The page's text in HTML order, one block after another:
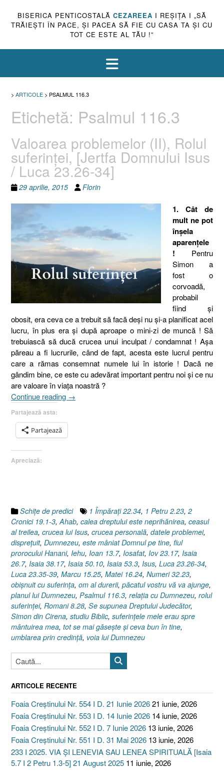
BISERICA PENTICOSTALĂ CEZAREEA I REŞIŢA I „SĂ
TRĂIEŞTI ÎN PACE, ŞI PACEA SĂ FIE CU CASA TA ŞI CU
TOT CE ESTE AL TĂU !”
> ARTICOLE > PSALMUL 116.3
Etichetă: Psalmul 116.3
Valoarea problemelor (II), Rolul
suferinţei, [Jertfa Domnului Isus
/ Luca 23.26-34]
29 aprilie, 2015 Florin
1. Cât de
mult ne pot
înşela
aparenţele
! Pentru
Simon a
fost o
corvoadă,
probabil
fiind şi
obosit, era ceva ce a trebuit să facă deşi nu şi-a planificat acel
lucru, în plus era şi după aproape o mini-zi de muncă ! Să
trebuiască să ducă crucea unui inculpat/ condamnat! Aşa
păreau a fi lucrurile, când de fapt, acesta este lucrul pentru
care a rămas consemnat numele lui în istorie ! Dacă ne
gândim bine, ce este cu adevărat important pentru noi şi ce nu
are valoare în viaţa noastră ?
Continue reading „Valoarea
suferinţei,
23.26-
34]”
→
Partajează asta:
Partajează
Apreciază:
Schiţe de predici 1 Împăraţi 22.34, 1 Petru 2.23, 2
Cronici 19.1-3,Ahab, calea dreptului este neprihănirea, ceasul
al treilea, crucea lui Isus, crucea personală, datele problemei,
dispreţuit, Dumnezeu, este mâniat Domnul pe tine, fiul
prorocului Hanani, Iehu, Ioan 13.7, Iosafat, Iov 23.17, Isaia
26.7, Isaia 38.17, Isaia 50.10, Isaia 53.3, Isus, Luca 23.26-34,
Luca 23.35-39, Marcu 15.25, Matei 16.24, Numeri 32.23,
obişnuit cu suferinţa, om al durerii, păcatul vostru vă va ajunge,
planul lui Dumnezeu, Psalmul 116.3, relaţia cu Dumnezeu, rolul
suferinţei, Romani 8.28, Se supunea Dreptului Judecător,
Simon din Cirena, studiu Biblic, suferinţele mele erau spre
mântuirea mea, tot se mai găseşte şi ceva bun în tine,
umblarea prin credinţă, voia lui Dumnezeu
ARTICOLE RECENTE
Foaia Creștinului Nr. 554 I D. 21 Iunie 202621 iunie, 2026
Foaia Creștinului Nr. 553 I D. 14 Iunie 2026 14 iunie, 2026
Foaia Creștinului Nr. 552 I D. 7 Iunie 2026 13 iunie, 2026
Foaia Creștinului Nr. 551 I D. 31 Mai 2026 13 iunie, 2026
233 I 2025. VIA ȘI LENEVIA SAU LENEA SPIRITUALĂ [Isaia
5.7 I 2 Petru 1.3-5] 21 August 2025 11 iunie, 2026